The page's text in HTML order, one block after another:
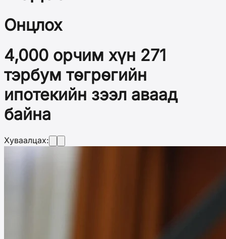
Онцлох
4,000 орчим хүн 271
тэрбум төгрөгийн
ипотекийн зээл аваад
байна
Хуваалцах: